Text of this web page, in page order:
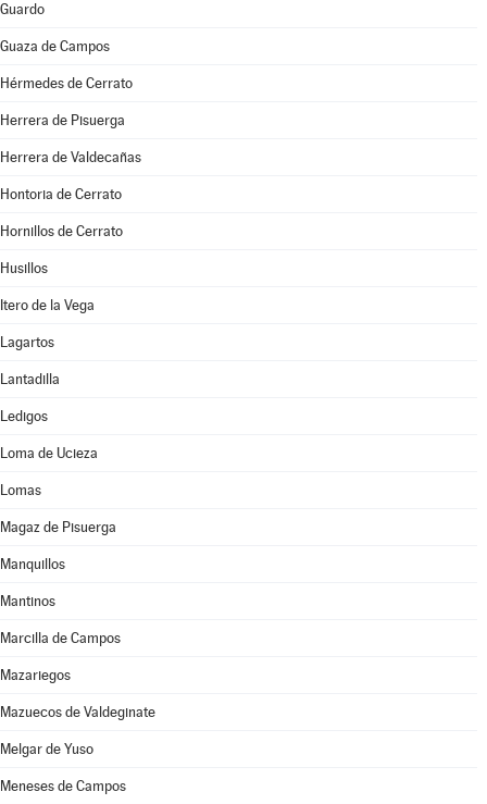
Guardo
Guaza de Campos
Hérmedes de Cerrato
Herrera de Pisuerga
Herrera de Valdecañas
Hontoria de Cerrato
Hornillos de Cerrato
Husillos
Itero de la Vega
Lagartos
Lantadilla
Ledigos
Loma de Ucieza
Lomas
Magaz de Pisuerga
Manquillos
Mantinos
Marcilla de Campos
Mazariegos
Mazuecos de Valdeginate
Melgar de Yuso
Meneses de Campos